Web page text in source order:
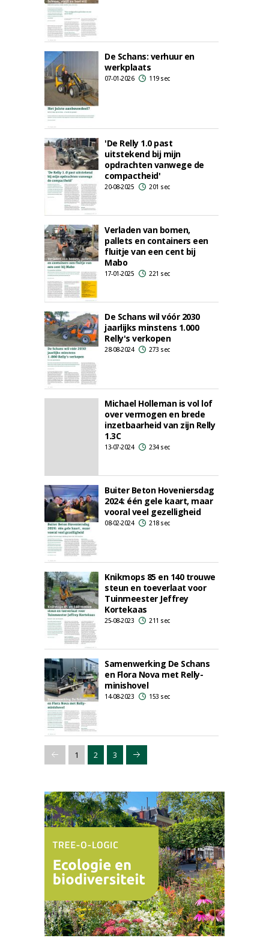
De Schans: verhuur en
werkplaats
07-01-2026 119 sec
'De Relly 1.0 past
uitstekend bij mijn
opdrachten vanwege de
compactheid'
20-08-2025 201 sec
Verladen van bomen,
pallets en containers een
fluitje van een cent bij
Mabo
17-01-2025 221 sec
De Schans wil vóór 2030
jaarlijks minstens 1.000
Relly's verkopen
28-08-2024 273 sec
Michael Holleman is vol lof
over vermogen en brede
inzetbaarheid van zijn Relly
1.3C
13-07-2024 234 sec
Buiter Beton Hoveniersdag
2024: één gele kaart, maar
vooral veel gezelligheid
08-02-2024 218 sec
Knikmops 85 en 140 trouwe
steun en toeverlaat voor
Tuinmeester Jeffrey
Kortekaas
25-08-2023 211 sec
Samenwerking De Schans
en Flora Nova met Relly-
minishovel
14-08-2023 153 sec
1 2 3